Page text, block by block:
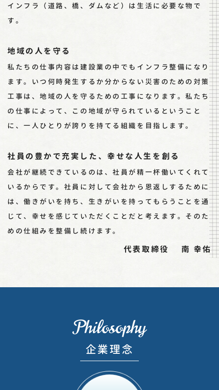
インフラ（道路、橋、ダムなど）は生活に必要な物で
す。
地域の人を守る
私たちの仕事内容は建設業の中でもインフラ整備になり
ます。いつ何時発生するか分からない災害のための対策
工事は、地域の人を守るための工事になります。私たち
の仕事によって、この地域が守られているということ
に、一人ひとりが誇りを持てる組織を目指します。
社員の豊かで充実した、幸せな人生を創る
会社が継続できているのは、社員が精一杯働いてくれて
いるからです。社員に対して会社から恩返しするために
は、働きがいを持ち、生きがいを持ってもらうことを通
じて、幸せを感じていただくことだと考えます。そのた
めの仕組みを整備し続けます。
代表取締役 南 幸佑
Philosophy
企業理念